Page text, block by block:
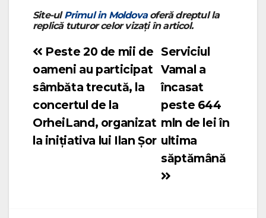
Site-ulPrimul in Moldovaoferă dreptul la
replică tuturor celor vizați în articol.
Navigare
în
Serviciul
Vamal a
încasat
peste 644
mln de lei în
ultima
săptămână
Peste 20 de mii de
oameni au participat
sâmbăta trecută, la
concertul de la
OrheiLand, organizat
la inițiativa lui Ilan Șor